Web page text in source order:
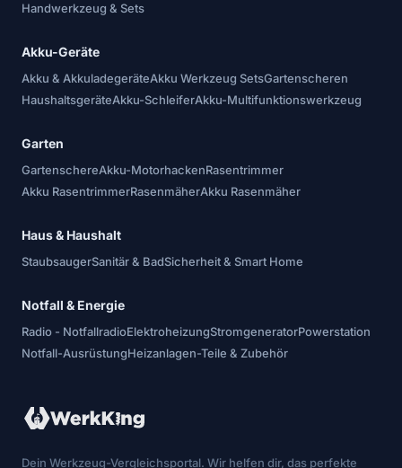
Handwerkzeug & Sets
Akku-Geräte
Akku & AkkuladegeräteAkku Werkzeug SetsGartenscheren
HaushaltsgeräteAkku-SchleiferAkku-Multifunktionswerkzeug
Garten
GartenschereAkku-MotorhackenRasentrimmer
Akku RasentrimmerRasenmäherAkku Rasenmäher
Haus & Haushalt
StaubsaugerSanitär & BadSicherheit & Smart Home
Notfall & Energie
Radio - NotfallradioElektroheizungStromgeneratorPowerstation
Notfall-AusrüstungHeizanlagen-Teile & Zubehör
Dein Werkzeug-Vergleichsportal. Wir helfen dir, das perfekte